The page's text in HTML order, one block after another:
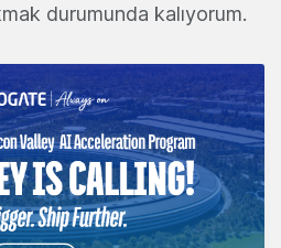
durumunda kalıyorum.